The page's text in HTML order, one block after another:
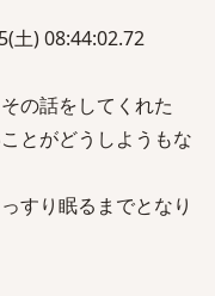
土) 08:44:02.72
の話をしてくれた
とがどうしようもな
すり眠るまでとなり